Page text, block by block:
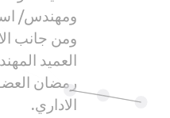
ومهندس/
ومن جانب
العميد
رمضان
الاداري.